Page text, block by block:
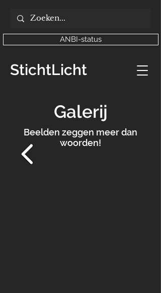
ANBI-status
StichtLicht
Galerij
Beelden zeggen meer dan
woorden!